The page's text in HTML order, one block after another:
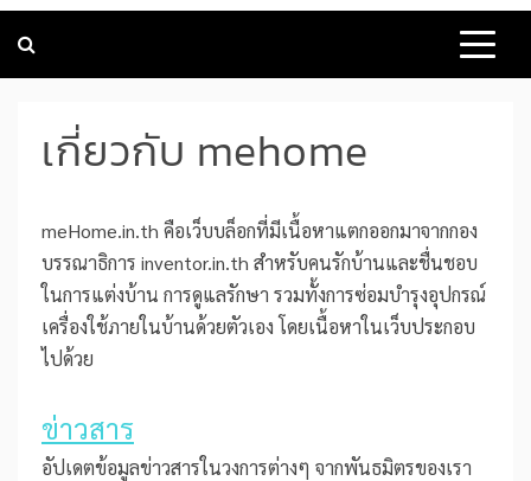
เกี่ยวกับ mehome
meHome.in.th คือเว็บบล็อกที่มีเนื้อหาแตกออกมาจากกอง
บรรณาธิการ inventor.in.th สำหรับคนรักบ้านและชื่นชอบ
ในการแต่งบ้าน การดูแลรักษา รวมทั้งการซ่อมบำรุงอุปกรณ์
เครื่องใช้ภายในบ้านด้วยตัวเอง โดยเนื้อหาในเว็บประกอบ
ไปด้วย
ข่าวสาร
อัปเดตข้อมูลข่าวสารในวงการต่างๆ จากพันธมิตรของเรา